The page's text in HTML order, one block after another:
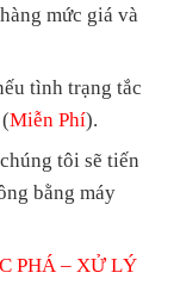
mức giá và
tình trạng tắc
Miễn Phí).
tôi sẽ tiến
bằng máy
PHÁ – XỬ LÝ